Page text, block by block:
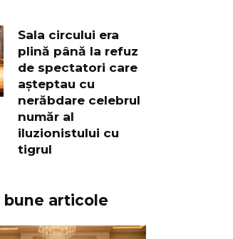
Sala circului era
plină până la refuz
de spectatori care
așteptau cu
nerăbdare celebrul
număr al
iluzionistului cu
tigrul
bune articole